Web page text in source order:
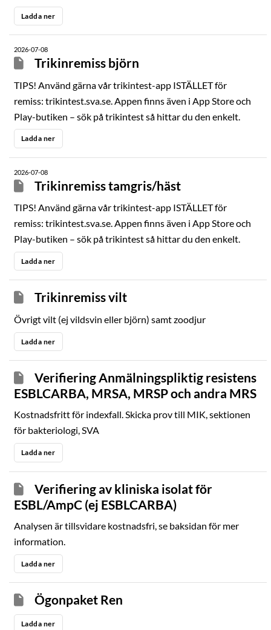
Ladda ner
2026-07-08
Trikinremiss björn
TIPS! Använd gärna vår trikintest-app ISTÄLLET för
remiss: trikintest.sva.se. Appen finns även i App Store och
Play-butiken – sök på trikintest så hittar du den enkelt.
Ladda ner
2026-07-08
Trikinremiss tamgris/häst
TIPS! Använd gärna vår trikintest-app ISTÄLLET för
remiss: trikintest.sva.se. Appen finns även i App Store och
Play-butiken – sök på trikintest så hittar du den enkelt.
Ladda ner
Trikinremiss vilt
Övrigt vilt (ej vildsvin eller björn) samt zoodjur
Ladda ner
Verifiering Anmälningspliktig resistens
ESBLCARBA, MRSA, MRSP och andra MRS
Kostnadsfritt för indexfall. Skicka prov till MIK, sektionen
för bakteriologi, SVA
Ladda ner
Verifiering av kliniska isolat för
ESBL/AmpC (ej ESBLCARBA)
Analysen är tillsvidare kostnadsfri, se baksidan för mer
information.
Ladda ner
Ögonpaket Ren
Ladda ner